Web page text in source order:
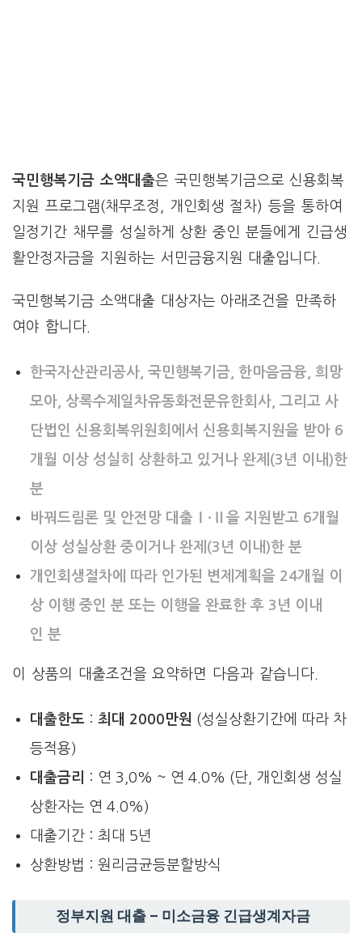
국민행복기금 소액대출은 국민행복기금으로 신용회복
지원 프로그램(채무조정, 개인회생 절차) 등을 통하여
일정기간 채무를 성실하게 상환 중인 분들에게 긴급생
활안정자금을 지원하는 서민금융지원 대출입니다.
국민행복기금 소액대출 대상자는 아래조건을 만족하
여야 합니다.
한국자산관리공사, 국민행복기금, 한마음금융, 희망
모아, 상록수제일차유동화전문유한회사, 그리고 사
단법인 신용회복위원회에서 신용회복지원을 받아 6
개월 이상 성실히 상환하고 있거나 완제(3년 이내)한
분
바꿔드림론 및 안전망 대출Ⅰ·Ⅱ을 지원받고 6개월
이상 성실상환 중이거나 완제(3년 이내)한 분
개인회생절차에 따라 인가된 변제계획을 24개월 이
상 이행 중인 분 또는 이행을 완료한 후 3년 이내
인 분
이 상품의 대출조건을 요약하면 다음과 같습니다.
대출한도: 최대 2000만원 (성실상환기간에 따라 차
등적용)
대출금리
: 연 3,0% ~ 연 4.0% (단, 개인회생 성실
상환자는 연 4.0%)
대출기간 : 최대 5년
상환방법 : 원리금균등분할방식
정부지원 대출 – 미소금융 긴급생계자금